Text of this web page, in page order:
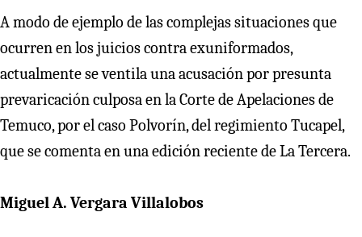
A modo de ejemplo de las complejas situaciones que
ocurren en los juicios contra exuniformados,
actualmente se ventila una acusación por presunta
prevaricación culposa en la Corte de Apelaciones de
Temuco, por el caso Polvorín, del regimiento Tucapel,
que se comenta en una edición reciente de La Tercera.
Miguel A. Vergara Villalobos